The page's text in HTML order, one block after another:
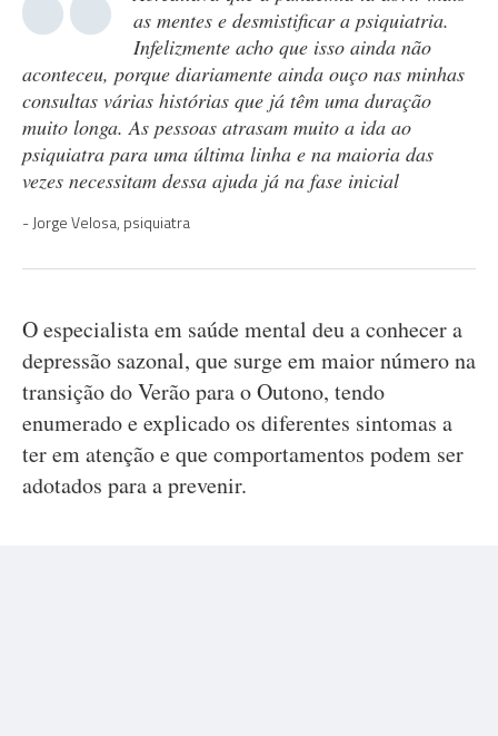
as mentes e desmistificar a psiquiatria.
Infelizmente acho que isso ainda não
aconteceu, porque diariamente ainda ouço nas minhas
consultas várias histórias que já têm uma duração
muito longa. As pessoas atrasam muito a ida ao
psiquiatra para uma última linha e na maioria das
vezes necessitam dessa ajuda já na fase inicial
Jorge Velosa, psiquiatra
O especialista em saúde mental deu a conhecer a
depressão sazonal, que surge em maior número na
transição do Verão para o Outono, tendo
enumerado e explicado os diferentes sintomas a
ter em atenção e que comportamentos podem ser
adotados para a prevenir.